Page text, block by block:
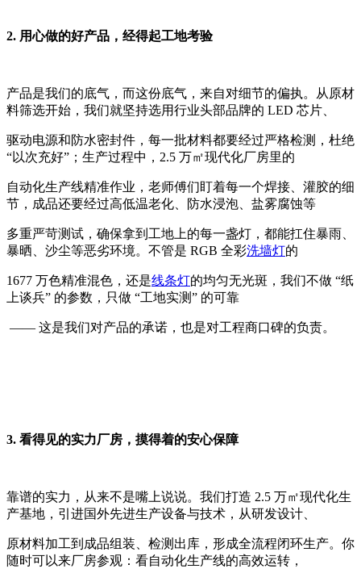
2. 用心做的好产品，经得起工地考验
产品是我们的底气，而这份底气，来自对细节的偏执。从原材
料筛选开始，我们就坚持选用行业头部品牌的 LED 芯片、
驱动电源和防水密封件，每一批材料都要经过严格检测，杜绝
“以次充好”；生产过程中，2.5 万㎡现代化厂房里的
自动化生产线精准作业，老师傅们盯着每一个焊接、灌胶的细
节，成品还要经过高低温老化、防水浸泡、盐雾腐蚀等
多重严苛测试，确保拿到工地上的每一盏灯，都能扛住暴雨、
暴晒、沙尘等恶劣环境。不管是 RGB 全彩洗墙灯的
1677 万色精准混色，还是线条灯的均匀无光斑，我们不做 “纸
上谈兵” 的参数，只做 “工地实测” 的可靠
—— 这是我们对产品的承诺，也是对工程商口碑的负责。
3. 看得见的实力厂房，摸得着的安心保障
靠谱的实力，从来不是嘴上说说。我们打造 2.5 万㎡现代化生
产基地，引进国外先进生产设备与技术，从研发设计、
原材料加工到成品组装、检测出库，形成全流程闭环生产。你
随时可以来厂房参观：看自动化生产线的高效运转，